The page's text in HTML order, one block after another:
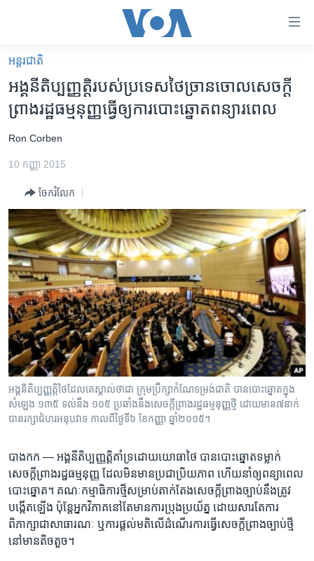
គេហទំព័រ​
ទាក់ទង
និង​
ទំព័រ​
ម្តង
រំលង​
និង​
ចូល​
ទៅ​
ទំព័រ​
រចនា
សម្ព័ន្ធ​
រំលង​
និង​
ចូល​
ទៅ​
កាន់​
ស្វែង​
អន្តរជាតិ
ហេឡូវីអូអេ
កម្ពុជាច្នៃប្រតិដ្ឋ
ព្រឹត្តិការណ៍ព័ត៌មាន
ទូរទស្សន៍ / វីដេអូ​
វិទ្យុ / ផតខាសថ៍
កម្មវិធីទាំងអស់
Khmer English
បណ្តាញ​សង្គម
អន្តរជាតិ
អង្គ​នីតិ​ប្បញ្ញត្តិ​របស់​ប្រទេស​ថៃ​ច្រាន​ចោល​សេចក្ដី​
ព្រាង​​រដ្ឋ​ធម្មនុញ្ញ​ធ្វើ​ឲ្យ​ការ​បោះ​ឆ្នោត​ពន្យារ​ពេល
Ron Corben
10 កញ្ញា 2015
ចែករំលែក
អង្គ​នីតិ​ប្បញ្ញត្តិ​ថៃ​ដែល​គេ​ស្គាល់​ថា​ជា​ ក្រុមប្រឹក្សា​កំណែទម្រង់​ជាតិ បាន​បោះឆ្នោត​ក្នុង​
សំឡេង ១៣៥ ទល់​នឹង​ ១០៥ ប្រឆាំង​នឹង​សេចក្តីព្រាង​រដ្ឋធម្មនុញ្ញថ្មី ដោយ​មាន​៧នាក់
បាន​រក្សាជំហរ​អនុបវាទ កាលពីថ្ងៃទី៦ ខែកញ្ញា ឆ្នាំ២០១៥។
បាងកក — អង្គ​នីតិ​ប្បញ្ញត្តិ​គាំទ្រ​ដោយ​យោធា​ថៃ​ បាន​បោះ​ឆ្នោត​ទម្លាក់​
សេចក្ដី​ព្រាង​រដ្ឋ​ធម្មនុញ្ញ​ ដែល​មិន​មាន​ប្រជាប្រិយភាព​ ហើយ​នាំ​ឲ្យ​ពន្យា​ពេល​
បោះ​ឆ្នោត។​ គណៈកម្មាធិការ​ថ្មី​សម្រាប់​តាក់​តែង​សេចក្តី​ព្រាង​ច្បាប់​នឹង​ត្រូវ​
បង្កើត​ឡើង​ ប៉ុន្តែ​អ្នក​វិភាគ​នៅ​តែ​មាន​ការ​ប្រុង​ប្រយ័ត្ន​ ដោយ​សារ​តែ​ការ​
ពិភាក្សា​ជា​សាធារណៈ​ ឬ​ការ​ផ្តល់​មតិ​លើ​ដំណើរ​ការ​ធ្វើ​សេចក្តី​ព្រាង​ច្បាប់​ថ្មី​
នៅ​មាន​តិចតួច។​